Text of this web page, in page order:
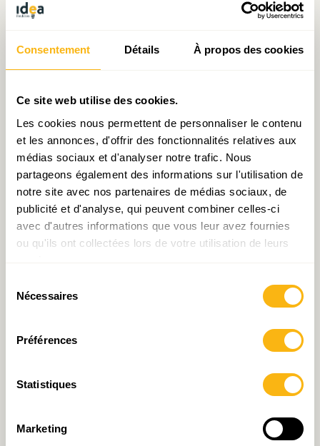
Consentement Détails À propos des cookies
Ce site web utilise des cookies.
Les cookies nous permettent de personnaliser le contenu
et les annonces, d'offrir des fonctionnalités relatives aux
médias sociaux et d'analyser notre trafic. Nous
partageons également des informations sur l'utilisation de
notre site avec nos partenaires de médias sociaux, de
publicité et d'analyse, qui peuvent combiner celles-ci
avec d'autres informations que vous leur avez fournies
ou qu'ils ont collectées lors de votre utilisation de leurs
Nécessaires
Préférences
Statistiques
Marketing
arrivées et… 111 000
départs !
Résolutions culturelles
Les risques réglementaires :
menace ou atout pour le
“C’est de ta peur dont j’ai